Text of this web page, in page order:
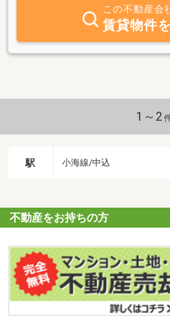
この不動産会
賃貸物件
1～2
駅 小海線/中込
不動産をお持ちの方